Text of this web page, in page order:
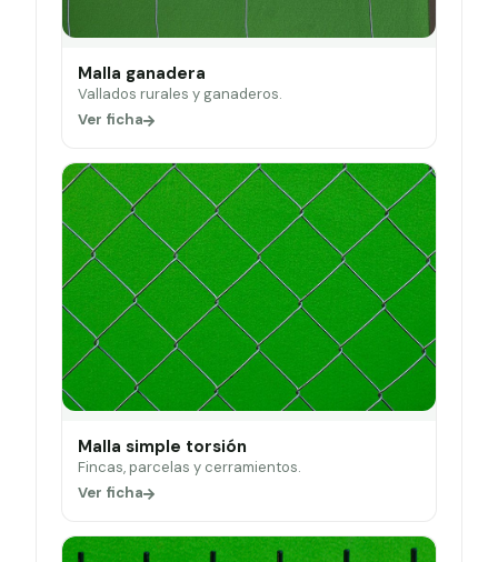
Malla ganadera
Vallados rurales y ganaderos.
Ver ficha
Malla simple torsión
Fincas, parcelas y cerramientos.
Ver ficha